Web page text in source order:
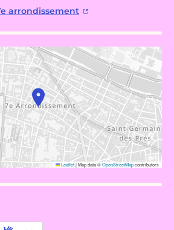
arrondissement
Leaflet|Map data ©OpenStreetMapcontributors